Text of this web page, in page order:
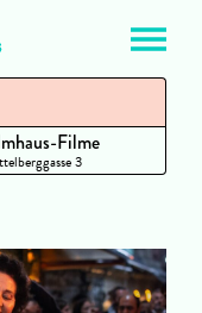
Filme
3